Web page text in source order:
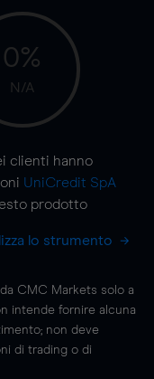
0%
N/A
clienti hanno
UniCredit SpA
prodotto
lo strumento
CMC Markets solo a
intende fornire alcuna
non deve
di trading o di